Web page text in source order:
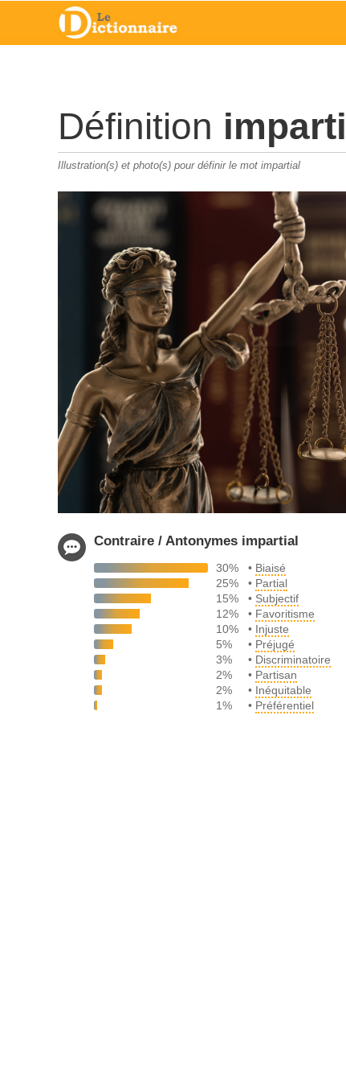
Définition
Illustration(s) et photo(s) pour définir le mot impartial
Contraire / Antonymes impartial
30% • Biaisé
25%
• Partial
15%
• Subjectif
12%
• Favoritisme
10%
• Injuste
5%
• Préjugé
3%
• Discriminatoire
2%
• Partisan
2%
• Inéquitable
1%
• Préférentiel